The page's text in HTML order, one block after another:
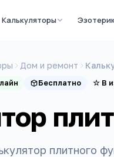
Калькуляторы
Дом и ремонт
Бесплатно ☆ В
плитного